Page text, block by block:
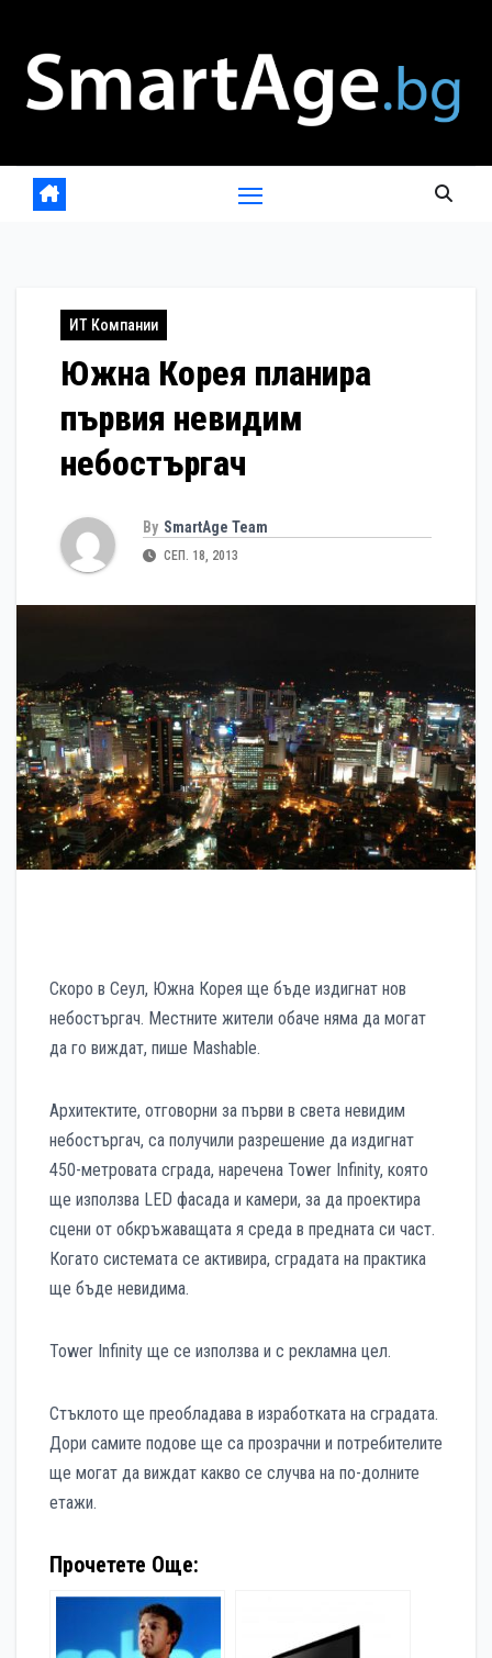
content
ИТ Компании
Южна Корея планира
първия невидим
небостъргач
By SmartAge Team
СЕП. 18, 2013
Скоро в Сеул, Южна Корея ще бъде издигнат нов
небостъргач. Местните жители обаче няма да могат
да го виждат, пише Mashable.
Архитектите, отговорни за първи в света невидим
небостъргач, са получили разрешение да издигнат
450-метровата сграда, наречена Tower Infinity, която
ще използва LED фасада и камери, за да проектира
сцени от обкръжаващата я среда в предната си част.
Когато системата се активира, сградата на практика
ще бъде невидима.
Tower Infinity ще се използва и с рекламна цел.
Стъклото ще преобладава в изработката на сградата.
Дори самите подове ще са прозрачни и потребителите
ще могат да виждат какво се случва на по-долните
етажи.
Прочетете Още: